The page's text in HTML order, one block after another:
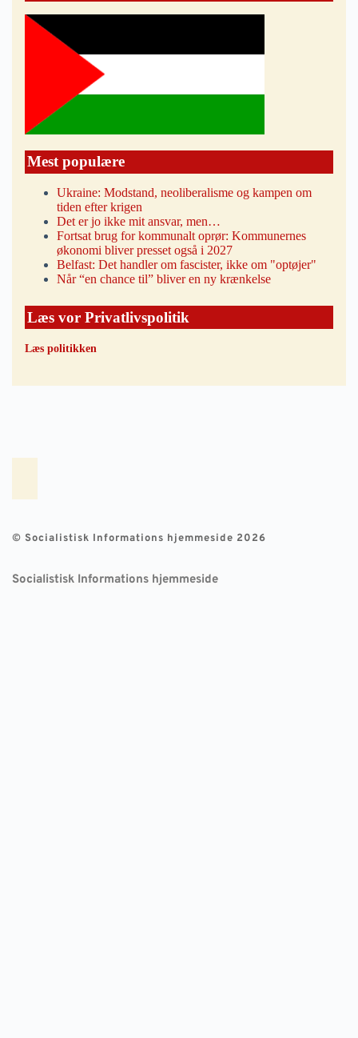
Mest populære
Ukraine: Modstand, neoliberalisme og kampen om
tiden efter krigen
Det er jo ikke mit ansvar, men…
Fortsat brug for kommunalt oprør: Kommunernes
økonomi bliver presset også i 2027
Belfast: Det handler om fascister, ikke om "optøjer"
Når “en chance til” bliver en ny krænkelse
Læs vor Privatlivspolitik
Læs politikken
© Socialistisk Informations hjemmeside 2026
Socialistisk Informations hjemmeside